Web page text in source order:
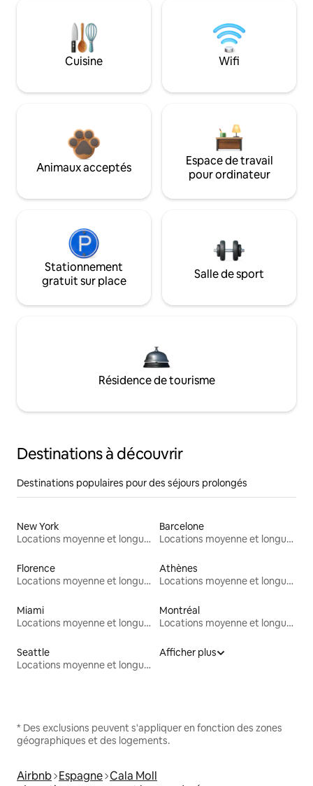
Cuisine Wifi
Animaux acceptés
Espace de travail
pour ordinateur
Stationnement
gratuit sur place
Salle de sport
Résidence de tourisme
Destinations à découvrir
Destinations populaires pour des séjours prolongés
New York
Locations moyenne et longue durée
Barcelone
Locations moyenne et longue durée
Florence
Locations moyenne et longue durée
Athènes
Locations moyenne et longue durée
Miami
Locations moyenne et longue durée
Montréal
Locations moyenne et longue durée
Seattle
Locations moyenne et longue durée
Afficher plus
* Des exclusions peuvent s'appliquer en fonction des zones
géographiques et des logements.
Airbnb Espagne Cala Moll